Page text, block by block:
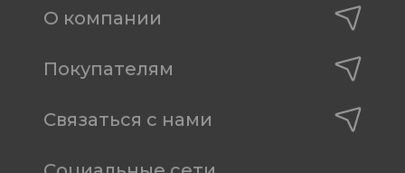
О компании
Покупателям
Связаться с нами